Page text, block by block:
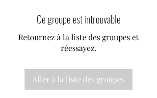
Ce groupe est introuvable
Retournez à la liste des groupes et
réessayez.
Aller à la liste des groupes